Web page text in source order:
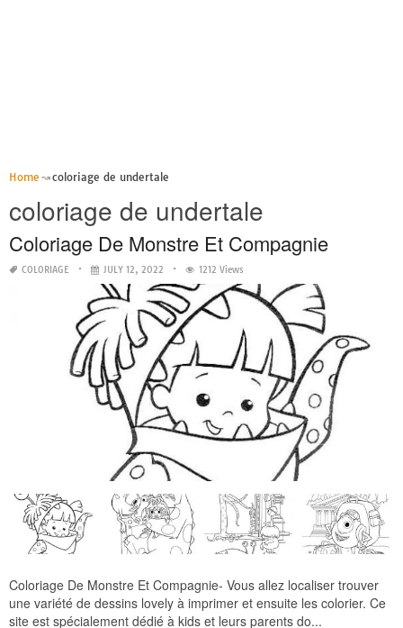
Home coloriage de undertale
coloriage de undertale
Coloriage De Monstre Et Compagnie
COLORIAGE JULY 12, 2022 1212 Views
Coloriage De Monstre Et Compagnie- Vous allez localiser trouver
une variété de dessins lovely à imprimer et ensuite les colorier. Ce
site est spécialement dédié à kids et leurs parents do...